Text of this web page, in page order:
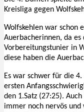
Kreisliga gegen
Wolfskehlen war schon
Auerbacherinnen, da es
Vorbereitungstunier in
diese haben die
Es war schwer für die
ersten
den 1.Satz (27:25).
immer noch nervös und